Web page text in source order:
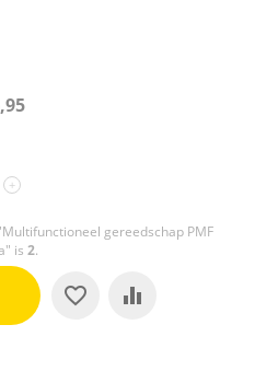
+
gereedschap PMF
is2.